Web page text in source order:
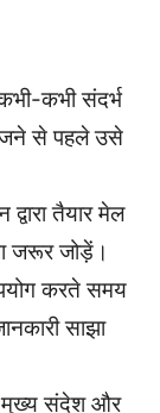
कभी संदर्भ
से पहले उसे
द्वारा तैयार मेल
जरूर जोड़ें।
करते समय
साझा
मुख्य संदेश और